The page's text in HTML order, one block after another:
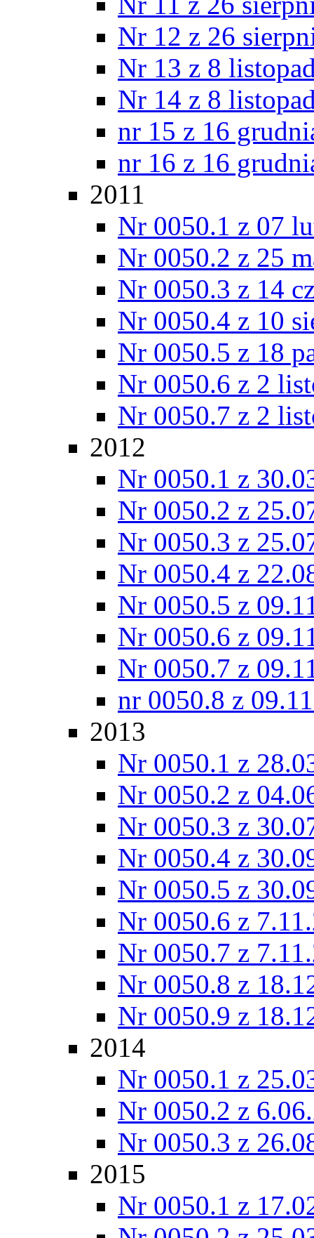
Nr 12 z 26
Nr 13 z 8
Nr 14 z 8
nr 15 z 16
nr 16 z 16
2011
Nr 0050.1 z 07
Nr 0050.2 z 25
Nr 0050.3 z 14
Nr 0050.4 z 10
Nr 0050.5 z 18
Nr 0050.6 z 2
Nr 0050.7 z 2
2012
Nr 0050.1 z
Nr 0050.2 z
Nr 0050.3 z
Nr 0050.4 z
Nr 0050.5 z
Nr 0050.6 z
Nr 0050.7 z
nr 0050.8 z
2013
Nr 0050.1 z
Nr 0050.2 z
Nr 0050.3 z
Nr 0050.4 z
Nr 0050.5 z
Nr 0050.6 z
Nr 0050.7 z
Nr 0050.8 z
Nr 0050.9 z
2014
Nr 0050.1 z
Nr 0050.2 z
Nr 0050.3 z
2015
Nr 0050.1 z